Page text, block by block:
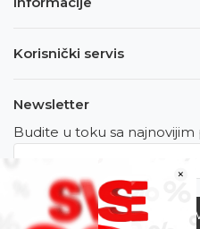
×
Korisnički servis
Newsletter
Budite u toku sa